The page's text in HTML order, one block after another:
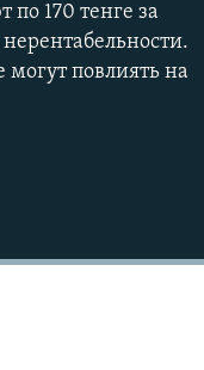
170 тенге за
могут повлиять на